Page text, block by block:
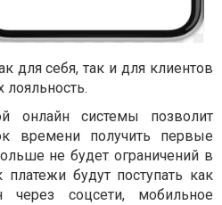
для себя, так и для клиентов
лояльность.
онлайн системы позволит
времени получить первые
не будет ограничений в
будут поступать как
соцсети, мобильное